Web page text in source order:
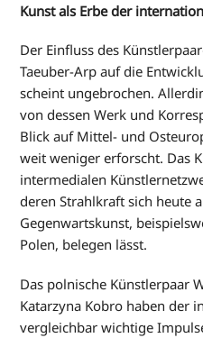
Kunst als Erbe der
Der Einfluss des
Taeuber-Arp auf die
scheint ungebrochen.
von dessen Werk und
Blick auf Mittel- und
weit weniger erforscht. Das
intermedialen
deren Strahlkraft sich heute
Gegenwartskunst,
Polen, belegen lässt.
Das polnische Künstlerpaar
Katarzyna Kobro haben der
vergleichbar wichtige